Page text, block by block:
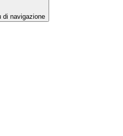
di navigazione